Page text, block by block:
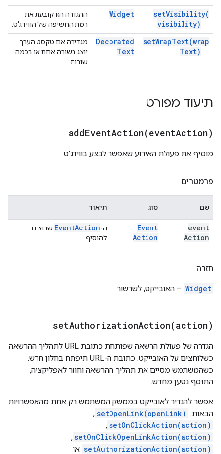
setVisibility(
visibility)
Widget
ההגדרה הזו קובעת את
רמת החשיפה של הווידג'ט.
setWrapText(wrap
Text)
Decorated
Text
מגדירה אם טקסט הערך
יוצג בשורה אחת או בכמה
שורות.
תיעוד מפורט
addEventAction(eventAction)
מוסיף את פעולת האירוע שאפשר לבצע בווידג'ט.
פרמטרים
שם סוג תיאור
event
Action
Event
Action
ה- EventAction
שרוצים
להוסיף.
חזרה
Widget – האובייקט, לשרשור.
setAuthorizationAction(action)
הגדרה של פעולת הרשאה שפותחת כתובת URL לתהליך ההרשאה
כשלוחצים על האובייקט. כתובת ה-URL תיפתח בחלון חדש.
כשהמשתמש מסיים את תהליך ההרשאה וחוזר לאפליקציה,
התוסף נטען מחדש.
אפשר להגדיר לאובייקט בממשק המשתמש רק אחת מהאפשרויות
הבאות: setOpenLink(openLink)
,‏
setOnClickAction(action)
,‏
setOnClickOpenLinkAction(action)
,‏
setAuthorizationAction(action) או